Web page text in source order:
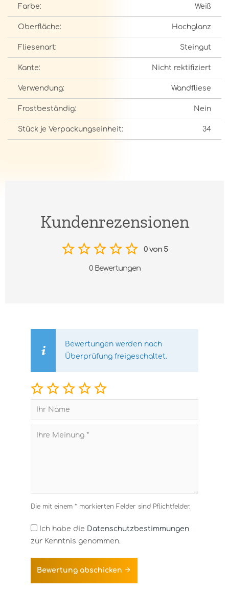
Farbe: Weiß
Oberfläche: Hochglanz
Fliesenart: Steingut
Kante: Nicht rektifiziert
Verwendung: Wandfliese
Frostbeständig: Nein
Stück je Verpackungseinheit: 34
Kundenrezensionen
0 von 5
0 Bewertungen
Bewertungen werden nach
Überprüfung freigeschaltet.
Die mit einem * markierten Felder sind Pflichtfelder.
Ich habe die Datenschutzbestimmungen
zur Kenntnis genommen.
Bewertung abschicken